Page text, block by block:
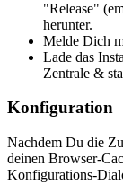
"Release"
herunter.
Melde Dich
Lade das
Zentrale &
Konfiguration
Nachdem Du die
deinen Browser-
Konfigurations-